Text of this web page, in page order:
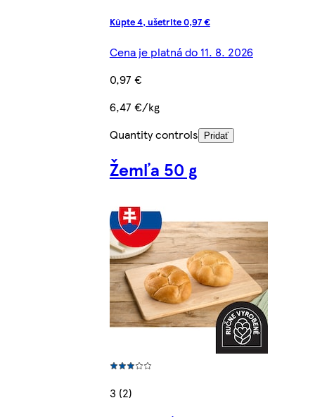
Kúpte 4, ušetrite 0,97 €
Cena je platná do 11. 8. 2026
0,97 €
6,47 €/kg
Quantity controls
Pridať
Žemľa 50 g
3 (2)